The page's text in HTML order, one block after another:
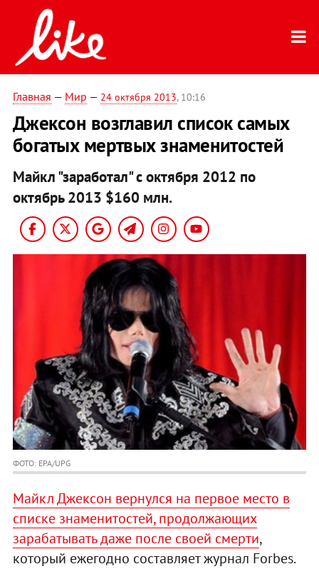
Главная — Мир — 24 октября 2013, 10:16
Джексон возглавил список самых
богатых мертвых знаменитостей
Майкл "заработал" с октября 2012 по
октябрь 2013 $160 млн.
ФОТО: EPA/UPG
Майкл Джексон вернулся на первое место в
списке знаменитостей, продолжающих
зарабатывать даже после своей смерти,
который ежегодно составляет журнал Forbes.